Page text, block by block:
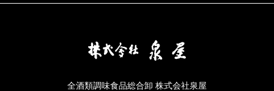
全酒類調味食品総合卸 株式会社泉屋